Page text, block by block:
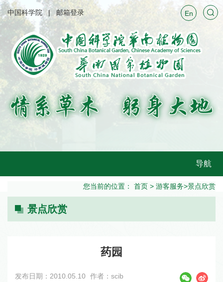
中国科学院 邮箱登录 En
导航
您当前的位置： 首页 > 游客服务>景点欣赏
景点欣赏
药园
发布日期：2010.05.10 作者：scib